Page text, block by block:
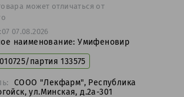
может отличаться от
07.08.2026
наименование: Умифеновир
партия 133575
СООО "Лекфарм", Республика
ул.Минская, д.2а-301